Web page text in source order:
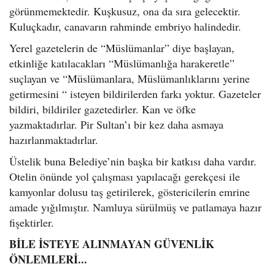
görünmemektedir. Kuşkusuz, ona da sıra gelecektir.
Kuluçkadır, canavarın rahminde embriyo halindedir.
Yerel gazetelerin de “Müslümanlar” diye başlayan,
etkinliğe katılacakları “Müslümanlığa harakeretle”
suçlayan ve “Müslümanlara, Müslümanlıklarını yerine
getirmesini “ isteyen bildirilerden farkı yoktur. Gazeteler
bildiri, bildiriler gazetedirler. Kan ve öfke
yazmaktadırlar. Pir Sultan’ı bir kez daha asmaya
hazırlanmaktadırlar.
Üstelik buna Belediye’nin başka bir katkısı daha vardır.
Otelin önünde yol çalışması yapılacağı gerekçesi ile
kamyonlar dolusu taş getirilerek, göstericilerin emrine
amade yığılmıştır. Namluya sürülmüş ve patlamaya hazır
fişektirler.
BİLE İSTEYE ALINMAYAN GÜVENLİK
ÖNLEMLERİ...